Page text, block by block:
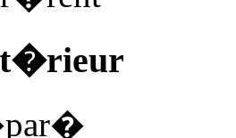
�